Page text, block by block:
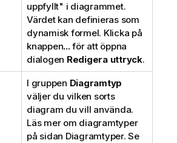
uppfyllt" i diagrammet.
Värdet kan definieras som
dynamisk formel. Klicka på
knappen...för att öppna
dialogen Redigera uttryck.
I gruppen Diagramtyp
väljer du vilken sorts
diagram du vill använda.
Läs mer om diagramtyper
på sidan Diagramtyper. Se